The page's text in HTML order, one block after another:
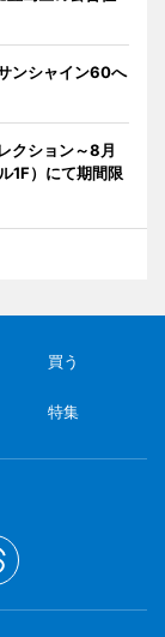
ンシャイン60へ
クション～8月
1F）にて期間限
買う
特集